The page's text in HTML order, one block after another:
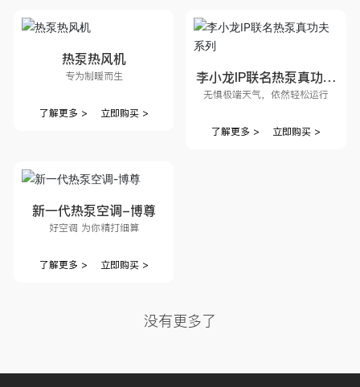
热泵热风机
专为制暖而生
了解更多 > 立即购买 >
李小龙IP联名热泵真功夫
系列
无惧极端天气，依然轻松运行
了解更多 > 立即购买 >
新一代热泵空调-博尊
好空调 为你精打细算
了解更多 > 立即购买 >
没有更多了